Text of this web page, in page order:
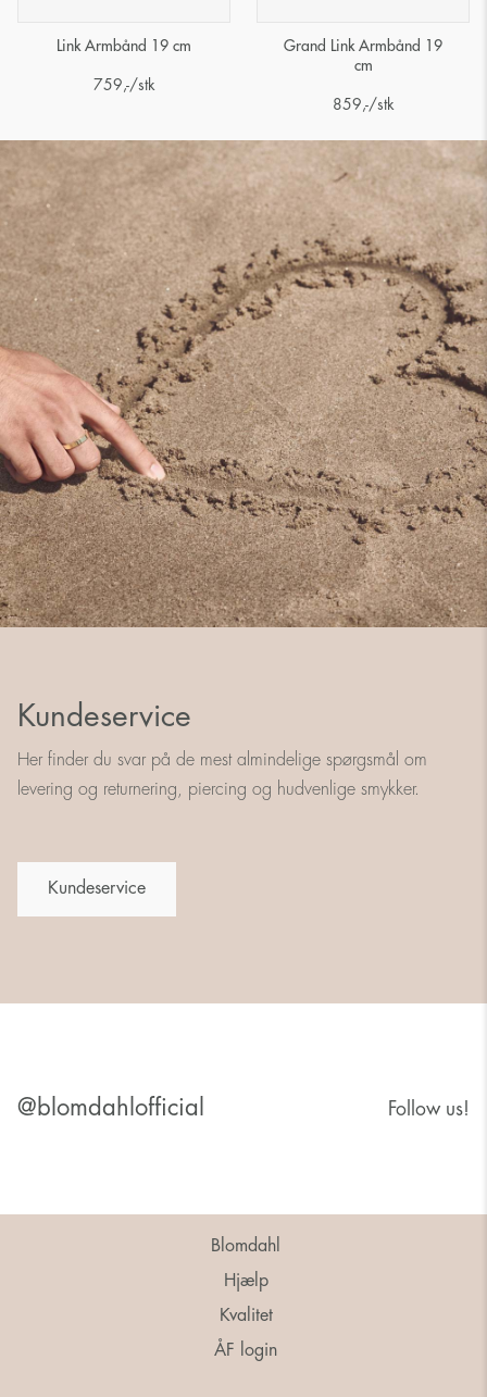
Link Armbånd 19 cm
759 ,-/stk
Grand Link Armbånd 19
cm
859 ,-/stk
Kundeservice
Her finder du svar på de mest almindelige spørgsmål om
levering og returnering, piercing og hudvenlige smykker.
Kundeservice
@blomdahlofficial Follow us!
Blomdahl
Hjælp
Kvalitet
ÅF login